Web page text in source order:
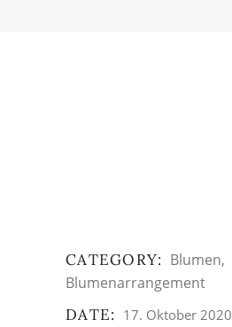
CATEGORY: Blumen
Blumenarrangement
DATE: 17. Oktober 2020